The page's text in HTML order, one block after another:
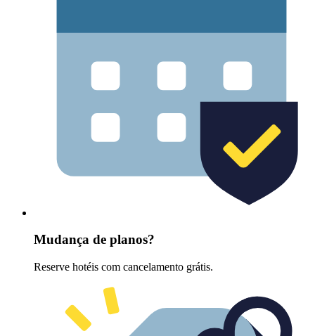
Mudança de planos?
Reserve hotéis com cancelamento grátis.